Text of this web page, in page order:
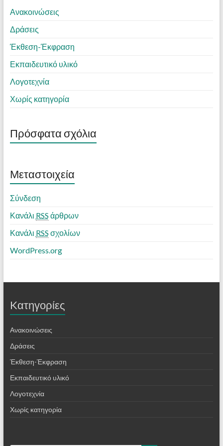
Ανακοινώσεις
Δράσεις
Έκθεση-Έκφραση
Εκπαιδευτικό υλικό
Λογοτεχνία
Χωρίς κατηγορία
Πρόσφατα σχόλια
Μεταστοιχεία
Σύνδεση
Κανάλι RSS άρθρων
Κανάλι RSS σχολίων
WordPress.org
Kατηγορίες
Ανακοινώσεις
Δράσεις
Έκθεση-Έκφραση
Εκπαιδευτικό υλικό
Λογοτεχνία
Χωρίς κατηγορία